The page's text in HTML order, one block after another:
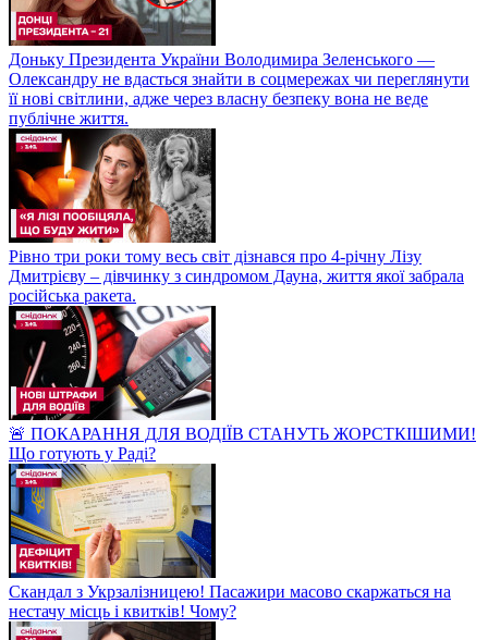
Доньку Президента України Володимира Зеленського —
Олександру не вдасться знайти в соцмережах чи переглянути
її нові світлини, адже через власну безпеку вона не веде
публічне життя.
Рівно три роки тому весь світ дізнався про 4-річну Лізу
Дмитрієву – дівчинку з синдромом Дауна, життя якої забрала
російська ракета.
🚨 ПОКАРАННЯ ДЛЯ ВОДІЇВ СТАНУТЬ ЖОРСТКІШИМИ!
Що готують у Раді?
Скандал з Укрзалізницею! Пасажири масово скаржаться на
нестачу місць і квитків! Чому?